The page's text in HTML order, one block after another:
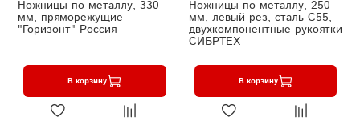
Ножницы по металлу, 330
мм, пряморежущие
"Горизонт" Россия
В корзину
Ножницы по металлу, 250
мм, левый рез, сталь С55,
двухкомпонентные рукоятки
СИБРТЕХ
В корзину